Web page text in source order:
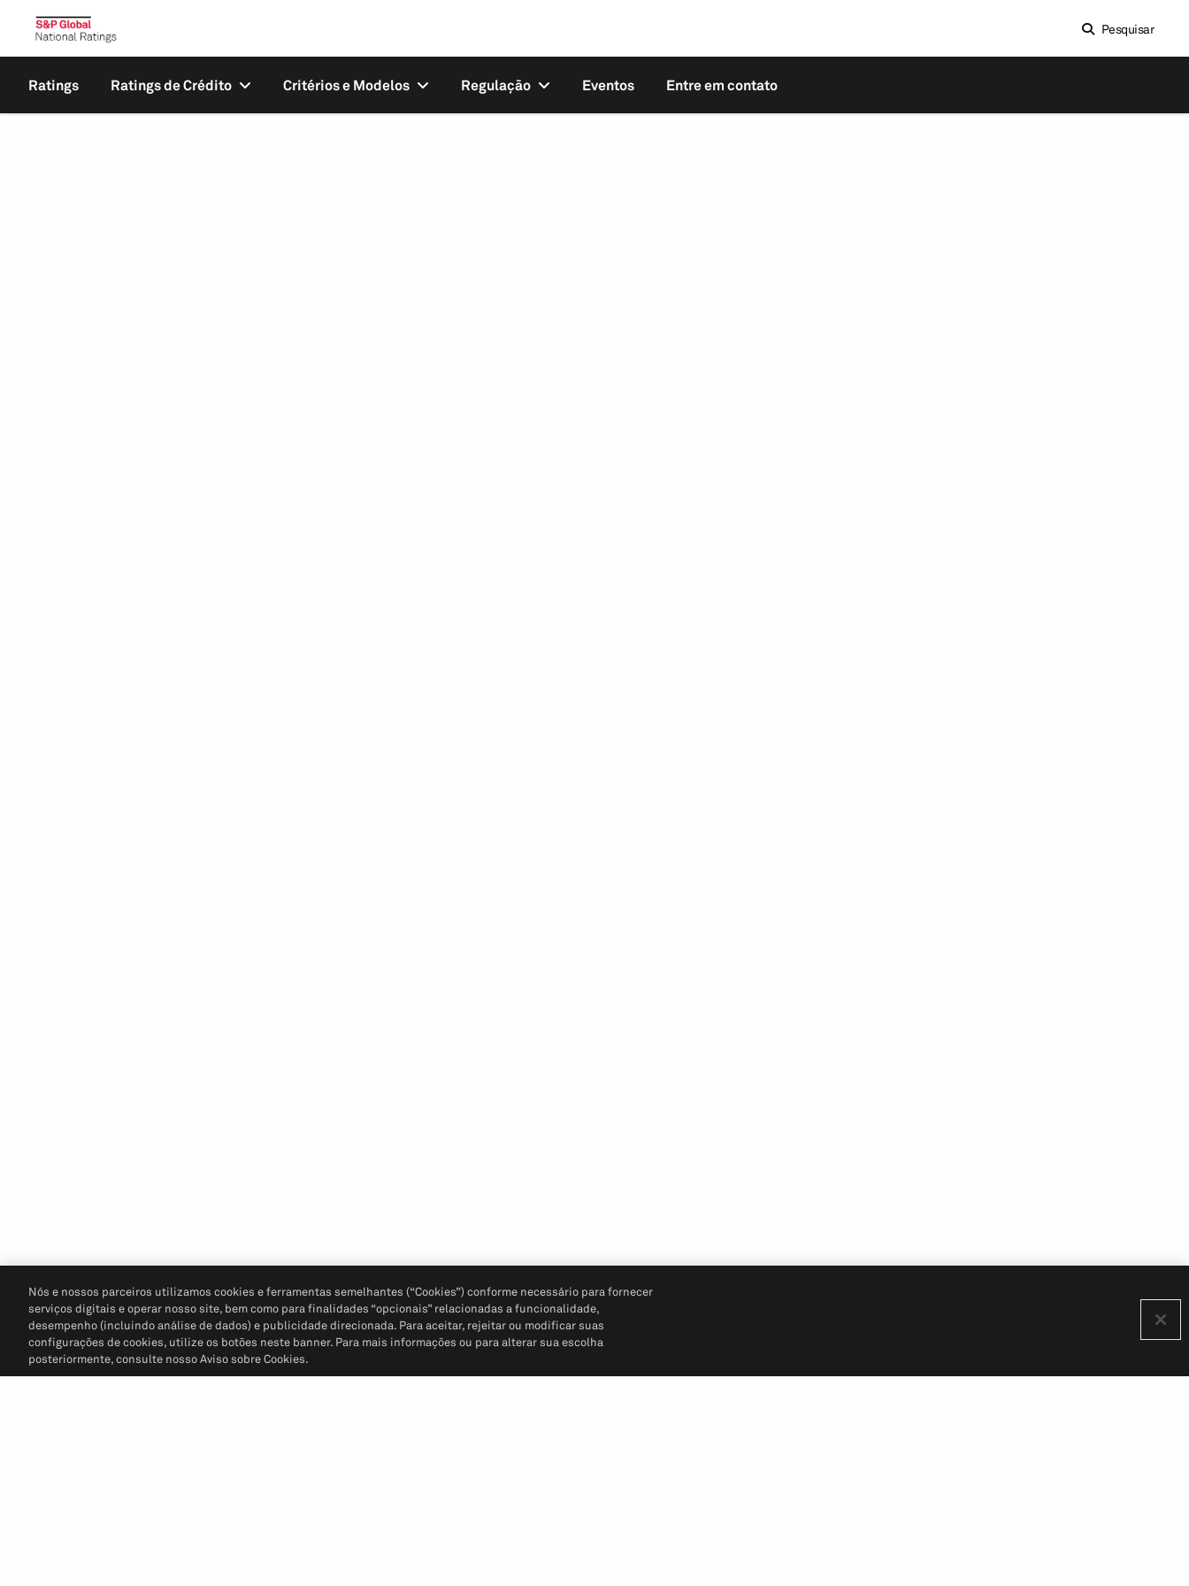
Pesquisar
Ratings Ratings de Crédito Critérios e Modelos Regulação Eventos Entre em contato
Nós e nossos parceiros utilizamos cookies e ferramentas semelhantes (“Cookies”) conforme necessário para fornecer
serviços digitais e operar nosso site, bem como para finalidades “opcionais” relacionadas a funcionalidade,
desempenho (incluindo análise de dados) e publicidade direcionada. Para aceitar, rejeitar ou modificar suas
configurações de cookies, utilize os botões neste banner. Para mais informações ou para alterar sua escolha
posteriormente, consulte nosso Aviso sobre Cookies.